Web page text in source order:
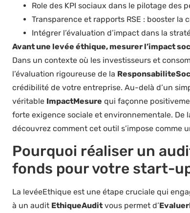
Role des KPI sociaux dans le pilotage des
Transparence et rapports RSE : booster
Intégrer l’évaluation d’impact dans la
Avant une levée éthique, mesurer l’impact
Dans un contexte où les investisseurs et
l’évaluation rigoureuse de la
crédibilité de votre entreprise. Au-delà d’un
véritable ImpactMesure qui façonne
forte exigence sociale et environnementale.
découvrez comment cet outil s’impose comme
Pourquoi réaliser un
fonds pour votre start-
La levéeEthique est une étape cruciale qui
à un audit EthiqueAudit vous permet d’